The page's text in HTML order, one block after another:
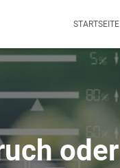
STARTSEITE
oder